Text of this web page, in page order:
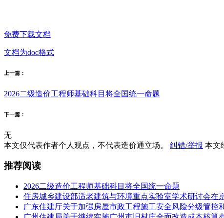
免费下载文档
文档为doc格式
上一篇：
2026二级造价工程师基础科目将全国统一命题
下一篇：
无
本文仅代表作者个人观点，不代表造价通立场。 纠错/举报 本文
推荐阅读
2026二级造价工程师基础科目将全国统一命题
住房城乡建设部适老建筑与环境重点实验室学术研讨会在
广东住建厅关于加强房屋市政工程施工安全风险分级管控